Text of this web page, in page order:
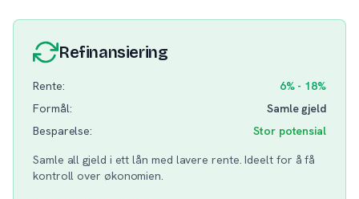
Refinansiering
Rente:
6% - 18%
Formål:
Samle gjeld
Besparelse:
Stor potensial
Samle all gjeld i ett lån med lavere rente. Ideelt for å få
kontroll over økonomien.